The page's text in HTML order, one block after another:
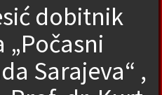
dobitnik
Sarajeva“ ,